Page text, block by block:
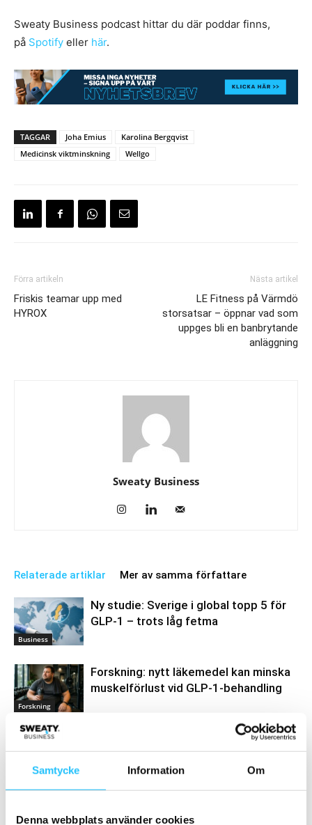
Samtycke Information Om
Denna webbplats använder cookies
Sweaty Business podcast hittar du där poddar finns,
på Spotify eller här.
TAGGAR Joha Emius
Karolina Bergqvist
Medicinsk viktminskning
Wellgo
Förra artikeln
Friskis teamar upp med
HYROX
Nästa artikel
LE Fitness på Värmdö
storsatsar – öppnar vad som
uppges bli en banbrytande
anläggning
Sweaty Business
Relaterade artiklar Mer av samma författare
Business
Ny studie: Sverige i global topp 5 för
GLP-1 – trots låg fetma
Forskning
Forskning: nytt läkemedel kan minska
muskelförlust vid GLP-1-behandling
Business
Podcast: Katarina Andersson om
Active Sweden, FaR och GLP-1 –
branschfrågorna som formar gym-
Sverige (del 2/2)